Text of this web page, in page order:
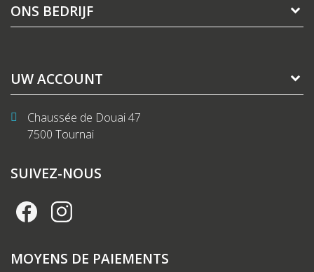
ONS BEDRIJF
UW ACCOUNT
Chaussée de Douai 47
7500 Tournai
SUIVEZ-NOUS
MOYENS DE PAIEMENTS